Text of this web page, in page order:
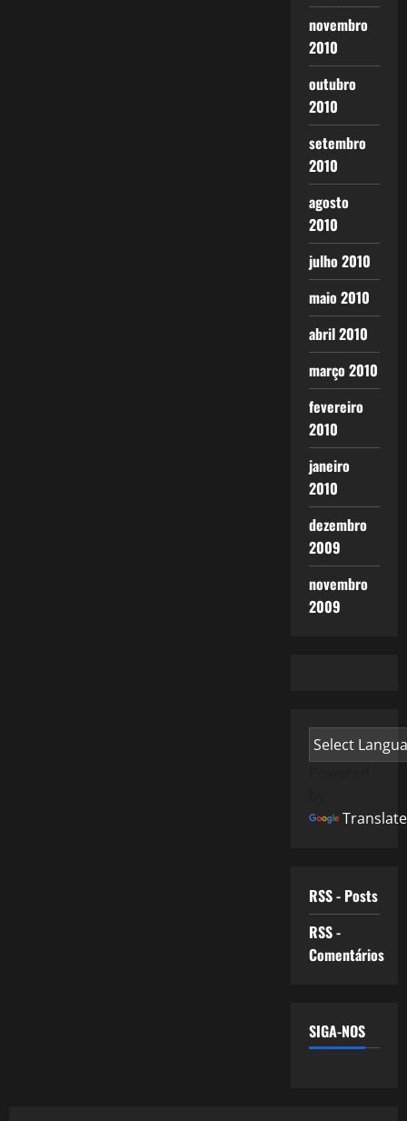
novembro
2010
outubro
2010
setembro
2010
agosto
2010
julho 2010
maio 2010
abril 2010
março 2010
fevereiro
2010
janeiro
2010
dezembro
2009
novembro
2009
Translate
RSS - Posts
RSS -
Comentários
SIGA-NOS